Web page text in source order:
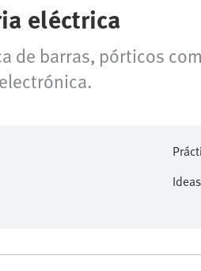
eléctrica
de barras, pórticos
Ideas